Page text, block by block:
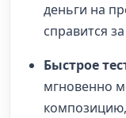
деньги на
справится
Быстрое
мгновенно